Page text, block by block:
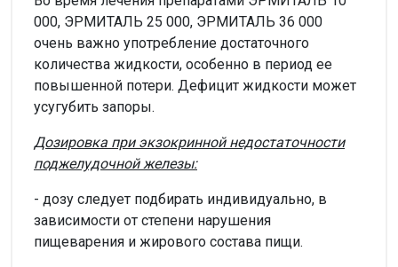
000, ЭРМИТАЛЬ 25 000, ЭРМИТАЛЬ 36 000
очень важно употребление достаточного
количества жидкости, особенно в период ее
повышенной потери. Дефицит жидкости может
усугубить запоры.
Дозировка при экзокринной недостаточности
поджелудочной железы:
- дозу следует подбирать индивидуально, в
зависимости от степени нарушения
пищеварения и жирового состава пищи.